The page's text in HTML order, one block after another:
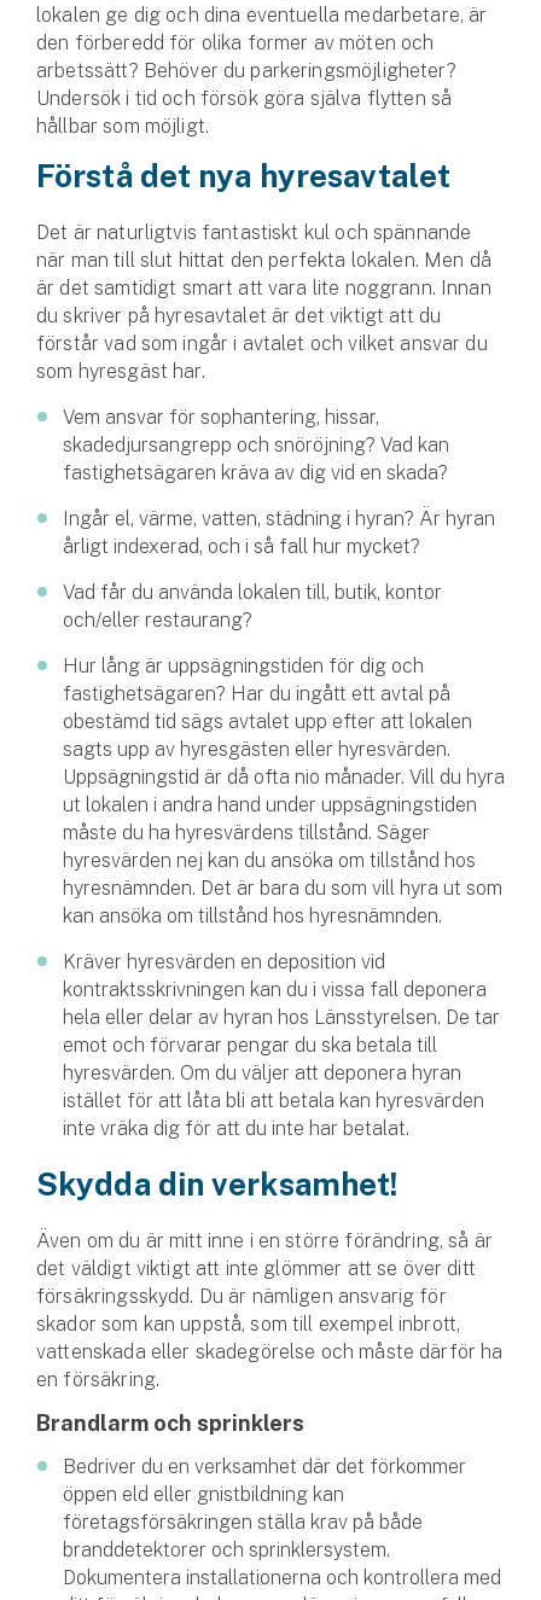
Företagsförsäkring
Bilförsäkring för företag
Släpvagnsförsäkring
För förmedlare
Gruppförsäkringar
Kommunolycksfall
Försäkring via förmedlare
Se alla försäkringar
lokalen ge dig och dina eventuella medarbetare, är
den förberedd för olika former av möten och
arbetssätt? Behöver du parkeringsmöjligheter?
Undersök i tid och försök göra själva flytten så
hållbar som möjligt.
Förstå det nya hyresavtalet
Det är naturligtvis fantastiskt kul och spännande
när man till slut hittat den perfekta lokalen. Men då
är det samtidigt smart att vara lite noggrann. Innan
du skriver på hyresavtalet är det viktigt att du
förstår vad som ingår i avtalet och vilket ansvar du
som hyresgäst har.
Vem ansvar för sophantering, hissar,
skadedjursangrepp och snöröjning? Vad kan
fastighetsägaren kräva av dig vid en skada?
Ingår el, värme, vatten, städning i hyran? Är hyran
årligt indexerad, och i så fall hur mycket?
Vad får du använda lokalen till, butik, kontor
och/eller restaurang?
Hur lång är uppsägningstiden för dig och
fastighetsägaren? Har du ingått ett avtal på
obestämd tid sägs avtalet upp efter att lokalen
sagts upp av hyresgästen eller hyresvärden.
Uppsägningstid är då ofta nio månader. Vill du hyra
ut lokalen i andra hand under uppsägningstiden
måste du ha hyresvärdens tillstånd. Säger
hyresvärden nej kan du ansöka om tillstånd hos
hyresnämnden. Det är bara du som vill hyra ut som
kan ansöka om tillstånd hos hyresnämnden.
Kräver hyresvärden en deposition vid
kontraktsskrivningen kan du i vissa fall deponera
hela eller delar av hyran hos Länsstyrelsen. De tar
emot och förvarar pengar du ska betala till
hyresvärden. Om du väljer att deponera hyran
istället för att låta bli att betala kan hyresvärden
inte vräka dig för att du inte har betalat.
Skydda din verksamhet!
Även om du är mitt inne i en större förändring, så är
det väldigt viktigt att inte glömmer att se över ditt
försäkringsskydd. Du är nämligen ansvarig för
skador som kan uppstå, som till exempel inbrott,
vattenskada eller skadegörelse och måste därför ha
en försäkring.
Brandlarm och sprinklers
Bedriver du en verksamhet där det förkommer
öppen eld eller gnistbildning kan
företagsförsäkringen ställa krav på både
branddetektorer och sprinklersystem.
Dokumentera installationerna och kontrollera med